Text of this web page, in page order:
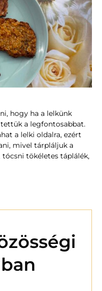
hogy ha a lelkünk
a legfontosabbat.
a lelki oldalra, ezért
mivel tárpláljuk a
tökéletes táplálék,